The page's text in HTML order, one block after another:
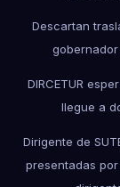
Descartan
DIRCETUR
llegue a
Dirigente de
presentadas